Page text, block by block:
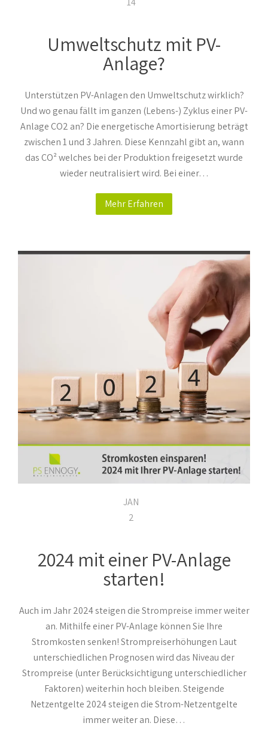
Umweltschutz mit PV-
Anlage?
Unterstützen PV-Anlagen den Umweltschutz wirklich?
Und wo genau fällt im ganzen (Lebens-) Zyklus einer PV-
Anlage CO2 an? Die energetische Amortisierung beträgt
zwischen 1 und 3 Jahren. Diese Kennzahl gibt an, wann
das CO² welches bei der Produktion freigesetzt wurde
wieder neutralisiert wird. Bei einer…
Mehr Erfahren
JAN
2
2024 mit einer PV-Anlage
starten!
Auch im Jahr 2024 steigen die Strompreise immer weiter
an. Mithilfe einer PV-Anlage können Sie Ihre
Stromkosten senken! Strompreiserhöhungen Laut
unterschiedlichen Prognosen wird das Niveau der
Strompreise (unter Berücksichtigung unterschiedlicher
Faktoren) weiterhin hoch bleiben. Steigende
Netzentgelte 2024 steigen die Strom-Netzentgelte
immer weiter an. Diese…